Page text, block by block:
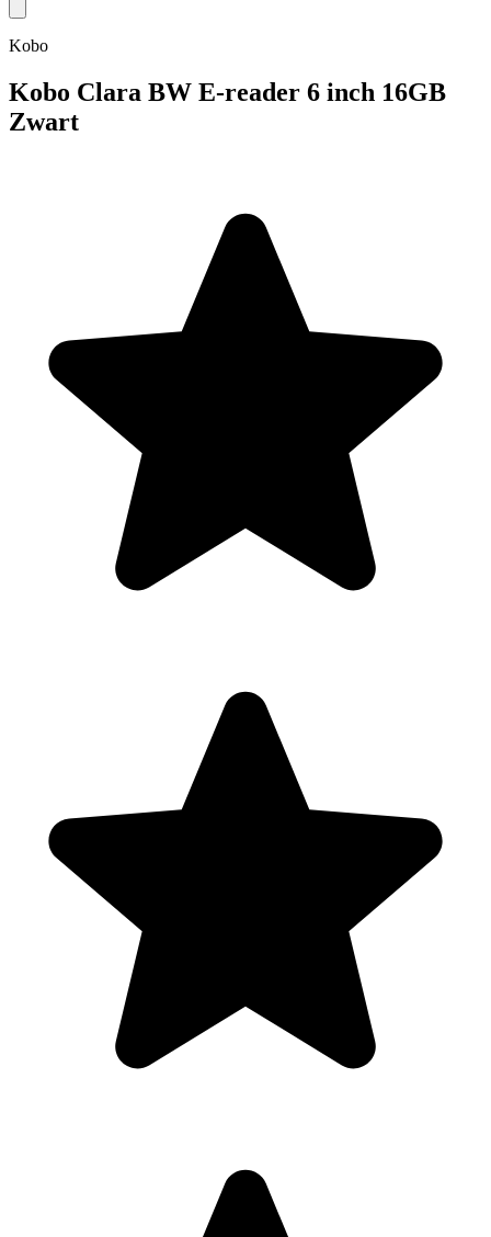
Kobo
Kobo Clara BW E-reader 6 inch 16GB
Zwart